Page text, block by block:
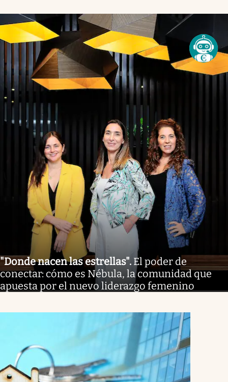
"Donde nacen las estrellas". El poder de
conectar: cómo es Nébula, la comunidad que
apuesta por el nuevo liderazgo femenino